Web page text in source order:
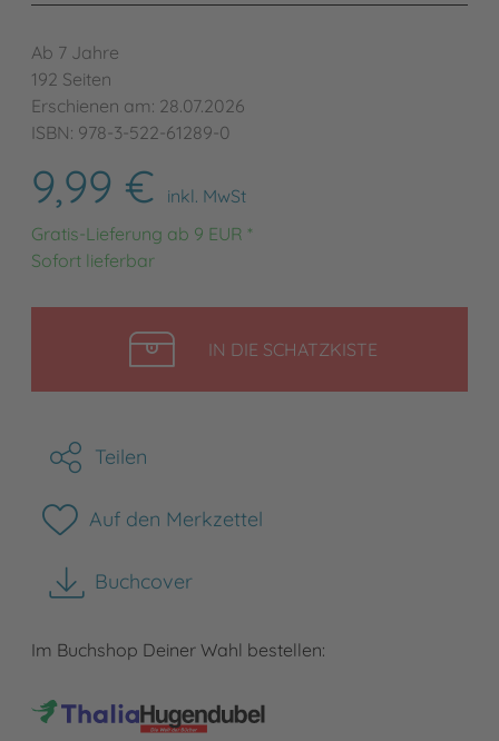
Ab 7 Jahre
192 Seiten
Erschienen am: 28.07.2026
ISBN: 978-3-522-61289-0
9,99 €
inkl. MwSt
Gratis-Lieferung ab 9 EUR *
Sofort lieferbar
IN DIE SCHATZKISTELEGEN
Teilen
Auf den Merkzettel
Buchcover
herunterladen
Im Buchshop Deiner Wahl bestellen: